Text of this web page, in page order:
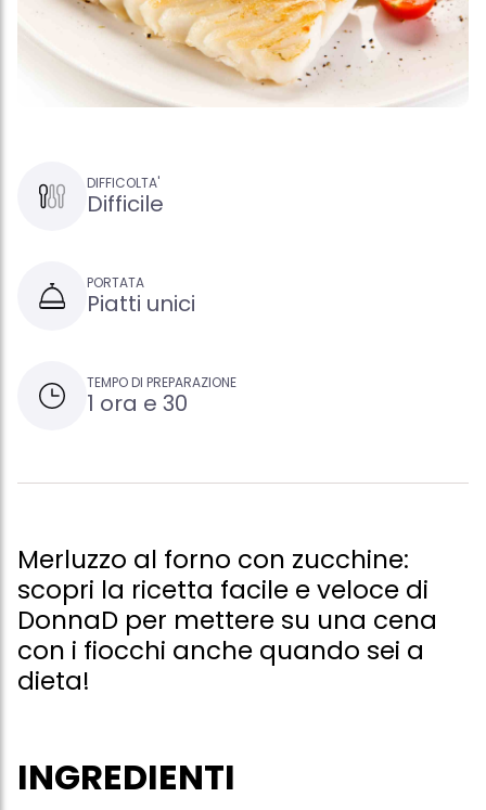
DIFFICOLTA'
Difficile
PORTATA
Piatti unici
TEMPO DI PREPARAZIONE
1 ora e 30
Merluzzo al forno con zucchine:
scopri la ricetta facile e veloce di
DonnaD per mettere su una cena
con i fiocchi anche quando sei a
dieta!
INGREDIENTI